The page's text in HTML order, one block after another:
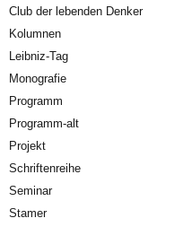
Club der lebenden Denker
Kolumnen
Leibniz-Tag
Monografie
Programm
Programm-alt
Projekt
Schriftenreihe
Seminar
Stamer